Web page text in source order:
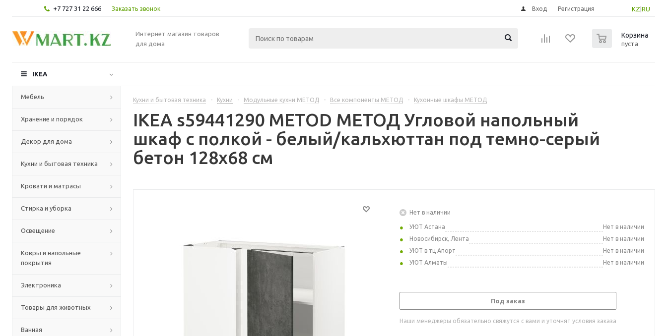
+7 727 31 22 666 Заказать звонок KZ RU
Вход Регистрация
Интернет магазин товаров
для дома
Корзина
пуста
IKEA
Мебель
Хранение и порядок
Декор для дома
Кухни и бытовая техника
Кровати и матрасы
Стирка и уборка
Освещение
Ковры и напольные
покрытия
Электроника
Товары для животных
Ванная
Кухни и бытовая техника - Кухни - Модульные кухни МЕТОД - Все компоненты МЕТОД - Кухонные шкафы МЕТОД
IKEA s59441290 METOD МЕТОД Угловой напольный
шкаф с полкой - белый/кальхюттан под темно-серый
бетон 128x68 см
Нет в наличии
УЮТ Астана
Нет в наличии
Новосибирск, Лента
Нет в наличии
УЮТ в тц Апорт
Нет в наличии
УЮТ Алматы
Нет в наличии
Под заказ
Наши менеджеры обязательно свяжутся с вами и уточнят условия заказа